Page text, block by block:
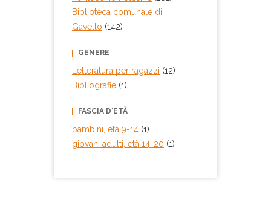
Biblioteca comunale di
Gavello (142)
GENERE
Letteratura per ragazzi (12)
Bibliografie (1)
FASCIA D'ETÀ
bambini, età 9-14 (1)
giovani adulti, età 14-20 (1)